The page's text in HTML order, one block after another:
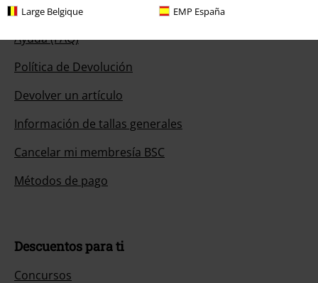
Large Belgique EMP España
Servicio Atención al Cliente
Ayuda (FAQ)
Política de Devolución
Devolver un artículo
Información de tallas generales
Cancelar mi membresía BSC
Métodos de pago
Descuentos para ti
Concursos